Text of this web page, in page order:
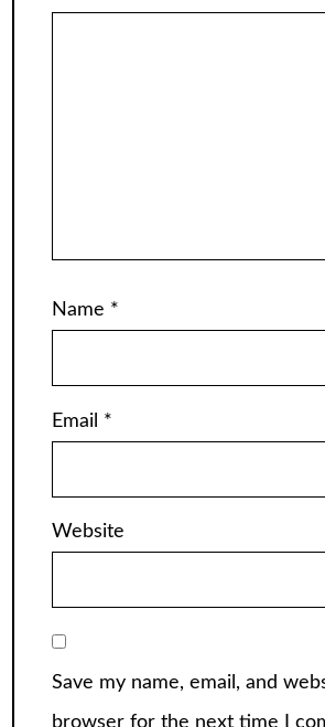
Name *
Email *
Website
Save my name, email, and
browser for the next time I